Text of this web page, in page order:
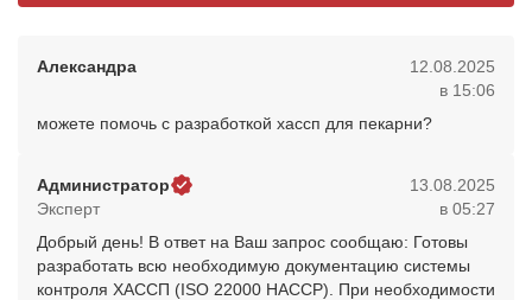
Александра
12.08.2025
в 15:06
можете помочь с разработкой хассп для пекарни?
Администратор
Эксперт
13.08.2025
в 05:27
Добрый день! В ответ на Ваш запрос сообщаю: Готовы
разработать всю необходимую документацию системы
контроля ХАССП (ISO 22000 НАССР). При необходимости